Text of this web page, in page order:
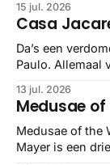
gebundeld in
stuk netter
minstens
15 jul. 2026
Casa
Da’s een
Paulo. Allemaal
13 jul. 2026
Medusae
Medusae of the
Mayer is een